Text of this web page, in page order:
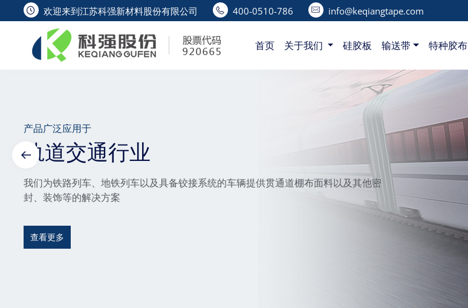
欢迎来到江苏科强新材料股份有限公司 400-0510-786‬ info@keqiangtape.com
首页 关于我们 硅胶板 输送带 特种胶布
产品广泛应用于
轨道交通行业
我们为铁路列车、地铁列车以及具备铰接系统的车辆提供贯通道棚布面料以及其他密
封、装饰等的解决方案
查看更多